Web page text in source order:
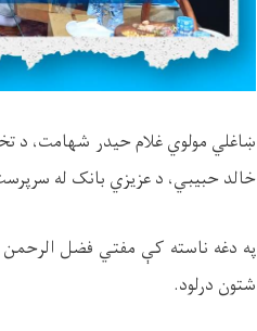
ښاغلي مولوي غلام حیدر شهامت، د
خالد حبیبي، د عزیزي بانک له
په دغه ناسته کې مفتي فضل الرحمن
شتون درلود.